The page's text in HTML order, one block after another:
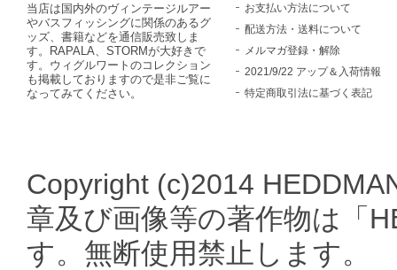
当店は国内外のヴィンテージルアー
やバスフィッシングに関係のあるグ
ッズ、書籍などを通信販売致しま
す。RAPALA、STORMが大好きで
す。ウィグルワートのコレクション
も掲載しておりますので是非ご覧に
なってみてください。
お支払い方法について
配送方法・送料について
メルマガ登録・解除
2021/9/22 アップ＆入荷情報
特定商取引法に基づく表記
Copyright (c)2014
章及び画像等の著作物は「
す。無断使用禁止します。